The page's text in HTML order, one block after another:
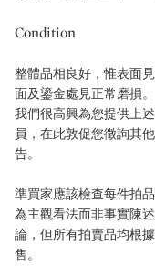
Condition
整體品相良好，惟表面
面及鎏金處見正常磨損。
我們很高興為您提供上
員，在此敦促您徵詢其
告。
準買家應該檢查每件拍
為主觀看法而非事實陳
論，但所有拍賣品均根
售。